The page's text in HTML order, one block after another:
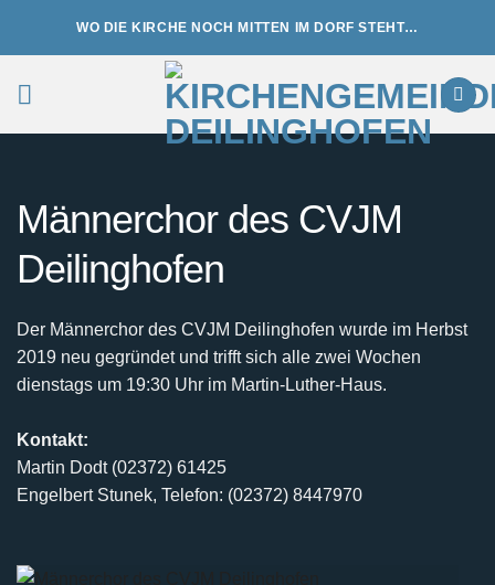
WO DIE KIRCHE NOCH MITTEN IM DORF STEHT…
Männerchor des CVJM
Deilinghofen
Der Männerchor des CVJM Deilinghofen wurde im Herbst
2019 neu gegründet und trifft sich alle zwei Wochen
dienstags um 19:30 Uhr im Martin-Luther-Haus.
Kontakt:
Martin Dodt (02372) 61425
Engelbert Stunek, Telefon: (02372) 8447970